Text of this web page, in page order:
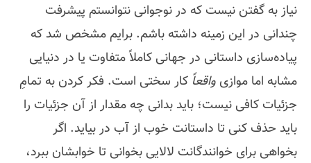
نیاز به گفتن نیست که در نوجوانی نتوانستم پیشرفت
چندانی در این زمینه داشته باشم. برایم مشخص شد که
پیاده‌سازی داستانی در جهانی کاملاً متفاوت یا در دنیایی
مشابه اما موازی واقعاً کار سختی است. فکر کردن به تمامِ
جزئیات کافی نیست؛ باید بدانی چه مقدار از آن جزئیات را
باید حذف کنی تا داستانت خوب از آب در بیاید. اگر
بخواهی برای خوانندگانت لالایی بخوانی تا خوابشان ببرد،